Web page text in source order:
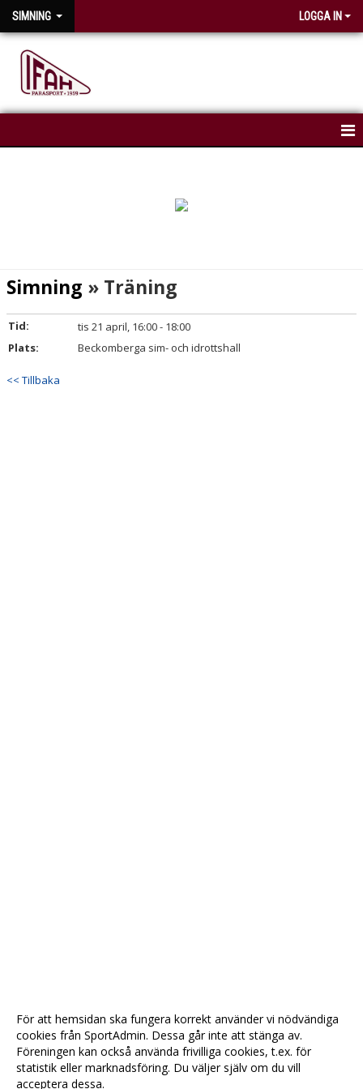
SIMNING LOGGA IN
Simning » Träning
Tid:
tis 21 april, 16:00 - 18:00
Plats:
Beckomberga sim- och idrottshall
<< Tillbaka
För att hemsidan ska fungera korrekt använder vi nödvändiga
cookies från SportAdmin. Dessa går inte att stänga av.
Föreningen kan också använda frivilliga cookies, t.ex. för
statistik eller marknadsföring. Du väljer själv om du vill
acceptera dessa.